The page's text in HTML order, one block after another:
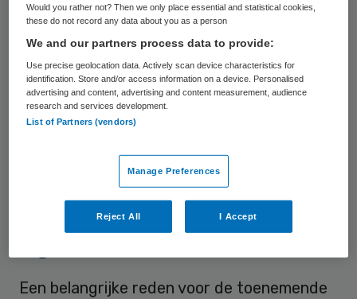
Proefperiode
Het afgelopen half jaar heeft de poli voor
spoedeisende mondzorg proefgedraaid, in
die periode werden zo’n duizend
toenemende vraag te voldoen, wil het
Slotervaart de capaciteit verdubbelen.
Een belangrijke reden voor de toenemende
Would you rather not? Then we only place essential and statistical cookies,
these do not record any data about you as a person
We and our partners process data to provide:
Use precise geolocation data. Actively scan device characteristics for
identification. Store and/or access information on a device. Personalised
advertising and content, advertising and content measurement, audience
research and services development.
List of Partners (vendors)
Manage Preferences
Reject All I Accept